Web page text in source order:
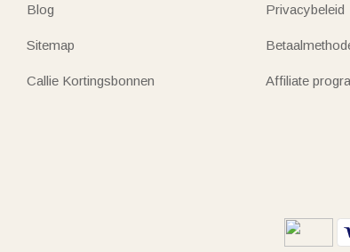
Blog
Sitemap
Callie Kortingsbonnen
Privacybeleid
Affiliate